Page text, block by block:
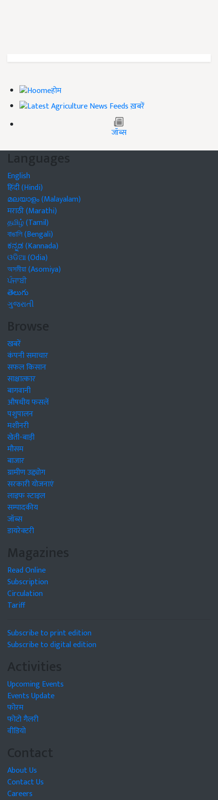
होम
ख़बरें
जॉब्स
Languages
English
हिंदी (Hindi)
മലയാളം (Malayalam)
मराठी (Marathi)
தமிழ் (Tamil)
বাঙালি (Bengali)
ಕನ್ನಡ (Kannada)
ଓଡିଆ (Odia)
অসমীয়া (Asomiya)
ਪੰਜਾਬੀ
తెలుగు
ગુજરાતી
Browse
खबरें
कंपनी समाचार
सफल किसान
साक्षात्कार
बागवानी
औषधीय फसलें
पशुपालन
मशीनरी
खेती-बाड़ी
मौसम
बाजार
ग्रामीण उद्द्योग
सरकारी योजनाएं
लाइफ स्टाइल
सम्पादकीय
जॉब्स
डायरेक्टरी
Magazines
Read Online
Subscription
Circulation
Tariff
Subscribe to print edition
Subscribe to digital edition
Activities
Upcoming Events
Events Update
फोरम
फोटो गैलरी
वीडियो
Contact
About Us
Contact Us
Careers